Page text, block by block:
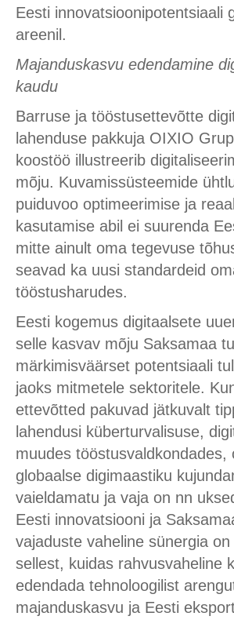
Eesti innovatsioonipotentsiaali
areenil.
Majanduskasvu edendamine
kaudu
Barruse ja tööstusettevõtte
lahenduse pakkuja OIXIO
koostöö illustreerib
mõju. Kuvamissüsteemide
puiduvoo optimeerimise ja
kasutamise abil ei suurenda
mitte ainult oma tegevuse
seavad ka uusi standardeid
tööstusharudes.
Eesti kogemus digitaalsete
selle kasvav mõju Saksamaa
märkimisväärset potentsiaali
jaoks mitmetele sektoritele.
ettevõtted pakuvad jätkuvalt
lahendusi küberturvalisuse,
muudes tööstusvaldkondades,
globaalse digimaastiku
vaieldamatu ja vaja on nn
Eesti innovatsiooni ja
vajaduste vaheline sünergia
sellest, kuidas rahvusvaheline
edendada tehnoloogilist
majanduskasvu ja Eesti